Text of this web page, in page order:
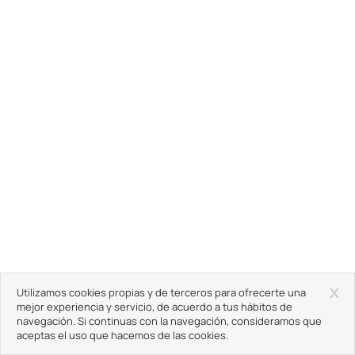
x
Utilizamos cookies propias y de terceros para ofrecerte una
mejor experiencia y servicio, de acuerdo a tus hábitos de
navegación. Si continuas con la navegación, consideramos que
aceptas el uso que hacemos de las cookies.